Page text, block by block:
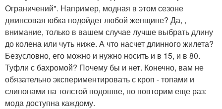
Ограничений". Например, модная в этом сезоне
джинсовая юбка подойдет любой женщине? Да, ,
внимание, только в вашем случае лучше выбрать длину
до колена или чуть ниже. А что насчет длинного жилета?
Безусловно, его можно и нужно носить и в 15, и в 80.
Туфли с бахромой? Почему бы и нет. Конечно, вам не
обязательно экспериментировать с кроп - топами и
слипонами на толстой подошве, но повторим еще раз:
мода доступна каждому.